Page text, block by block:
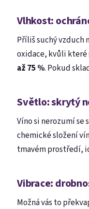
Vlhkost:
Příliš suchý vzduch
oxidace, kvůli které
až 75 %. Pokud
Světlo: skrytý
Víno si nerozumí se
chemické složení
tmavém prostředí,
Vibrace:
Možná vás to